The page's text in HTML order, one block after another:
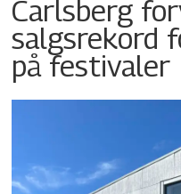
Carlsberg
salgsrekord
på festivaler